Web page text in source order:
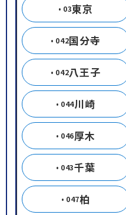
03東京
042国分寺
042八王子
044川崎
046厚木
043千葉
047柏